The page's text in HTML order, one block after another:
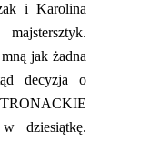
i Karolina
jak żadna
decyzja o
dziesiątkę.